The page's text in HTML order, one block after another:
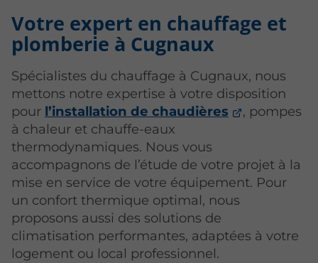
Votre expert en chauffage et
plomberie à Cugnaux
Spécialistes du chauffage à Cugnaux, nous
mettons notre expertise à votre disposition
pour l’installation de chaudières
, pompes
à chaleur et chauffe-eaux
thermodynamiques. Nous vous
accompagnons de l’étude de votre projet à la
mise en service de votre équipement. Pour
un confort thermique optimal, nous
proposons aussi des solutions de
climatisation performantes, adaptées à votre
logement ou local professionnel.